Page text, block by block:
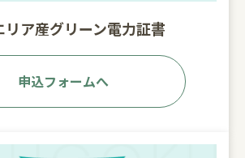
リア産グリーン電力証書
申込フォームへ